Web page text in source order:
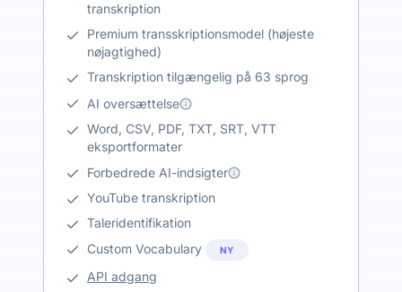
transkription
Premium transskriptionsmodel (højeste
nøjagtighed)
Transkription tilgængelig på 63 sprog
AI oversættelse
Word, CSV, PDF, TXT, SRT, VTT
eksportformater
Forbedrede AI-indsigter
YouTube transkription
Taleridentifikation
Custom Vocabulary
NY
API adgang